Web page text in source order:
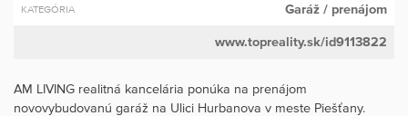
KATEGÓRIA Garáž / prenájom
www.topreality.sk/id9113822
AM LIVING realitná kancelária ponúka na prenájom
novovybudovanú garáž na Ulici Hurbanova v meste Piešťany.